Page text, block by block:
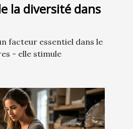
la diversité dans
facteur essentiel dans le
- elle stimule